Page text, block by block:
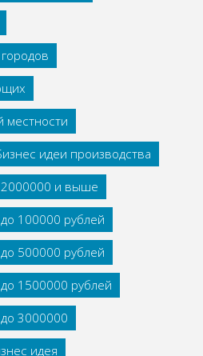
местности
идеи производства
и выше
100000 рублей
500000 рублей
1500000 рублей
3000000
идея